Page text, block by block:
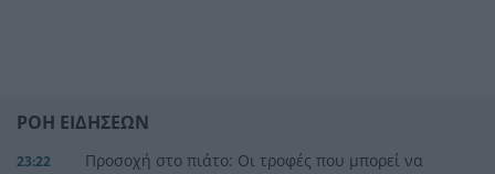
ΡΟΗ ΕΙΔΗΣΕΩΝ
23:22 Προσοχή στο πιάτο: Οι τροφές που μπορεί να